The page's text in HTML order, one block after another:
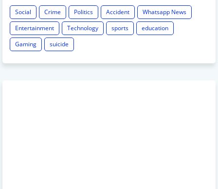
Social Crime Politics Accident
Whatsapp News
Entertainment
Technology sports
education
Gaming
suicide